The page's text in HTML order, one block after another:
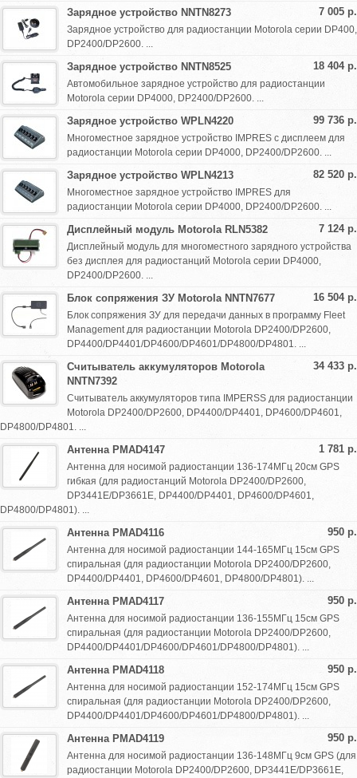
7 005 р.
Зарядное устройство NNTN8273
Зарядное устройство для радиостанции Motorola серии DP400,
DP2400/DP2600. ...
18 404 р.
Зарядное устройство NNTN8525
Автомобильное зарядное устройство для радиостанции
Motorola серии DP4000, DP2400/DP2600. ...
99 736 р.
Зарядное устройство WPLN4220
Многоместное зарядное устройство IMPRES с дисплеем для
радиостанции Motorola серии DP4000, DP2400/DP2600. ...
82 520 р.
Зарядное устройство WPLN4213
Многоместное зарядное устройство IMPRES для
радиостанции Motorola серии DP4000, DP2400/DP2600. ...
7 124 р.
Дисплейный модуль Motorola RLN5382
Дисплейный модуль для многоместного зарядного устройства
без дисплея для радиостанций Motorola серии DP4000,
DP2400/DP2600. ...
16 504 р.
Блок сопряжения ЗУ Motorola NNTN7677
Блок сопряжения ЗУ для передачи данных в программу Fleet
Management для радиостанции Motorola DP2400/DP2600,
DP4400/DP4401/DP4600/DP4601/DP4800/DP4801. ...
34 433 р.
Считыватель аккумуляторов Motorola
NNTN7392
Считыватель аккумуляторов типа IMPERSS для радиостанции
Motorola DP2400/DP2600, DP4400/DP4401, DP4600/DP4601,
DP4800/DP4801. ...
1 781 р.
Антенна PMAD4147
Антенна для носимой радиостанции 136-174МГц 20см GPS
гибкая (для радиостанций Motorola DP2400/DP2600,
DP3441E/DP3661E, DP4400/DP4401, DP4600/DP4601,
DP4800/DP4801). ...
950 р.
Антенна PMAD4116
Антенна для носимой радиостанции 144-165МГц 15см GPS
спиральная (для радиостанции Motorola DP2400/DP2600,
DP4400/DP4401, DP4600/DP4601, DP4800/DP4801). ...
950 р.
Антенна PMAD4117
Антенна для носимой радиостанции 136-155МГц 15см GPS
спиральная (для радиостанции Motorola DP2400/DP2600,
DP4400/DP4401/DP4600/DP4601/DP4800/DP4801). ...
950 р.
Антенна PMAD4118
Антенна для носимой радиостанции 152-174МГц 15см GPS
спиральная (для радиостанции Motorola DP2400/DP2600,
DP4400/DP4401/DP4600/DP4601/DP4800/DP4801). ...
950 р.
Антенна PMAD4119
Антенна для носимой радиостанции 136-148МГц 9см GPS (для
радиостанции Motorola DP2400/DP2600, DP3441E/DP3661E,